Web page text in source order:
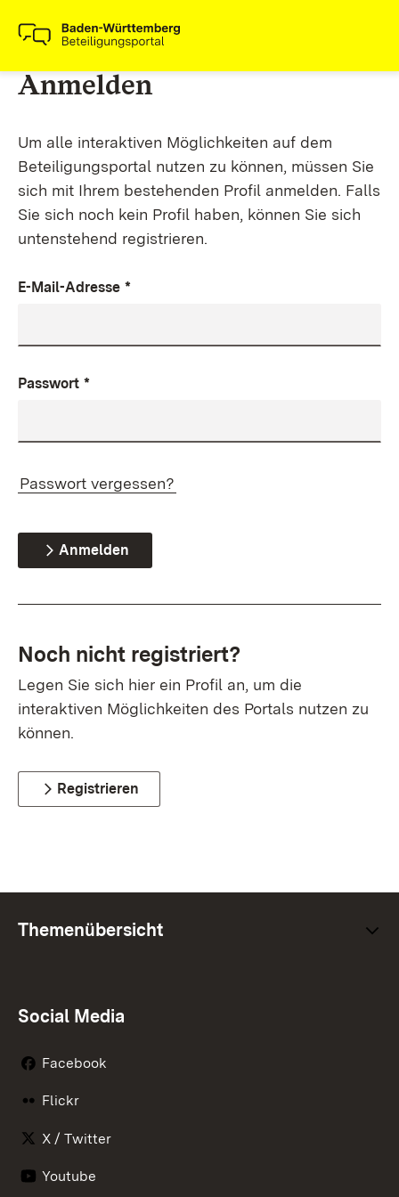
Anmelden
Um alle interaktiven Möglichkeiten auf dem
Beteiligungsportal nutzen zu können, müssen Sie
sich mit Ihrem bestehenden Profil anmelden. Falls
Sie sich noch kein Profil haben, können Sie sich
untenstehend registrieren.
E-Mail-Adresse *
Passwort *
Passwort vergessen?
Anmelden
Noch nicht registriert?
Legen Sie sich hier ein Profil an, um die
interaktiven Möglichkeiten des Portals nutzen zu
können.
Registrieren
Themenübersicht
Social Media
Facebook
Flickr
X / Twitter
Youtube